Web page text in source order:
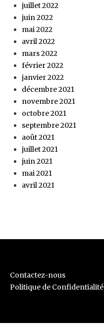
juillet 2022
juin 2022
mai 2022
avril 2022
mars 2022
février 2022
janvier 2022
décembre 2021
novembre 2021
octobre 2021
septembre 2021
août 2021
juillet 2021
juin 2021
mai 2021
avril 2021
Contactez-nous
Politique de Confidentialité